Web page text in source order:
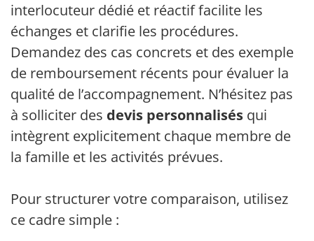
interlocuteur dédié et réactif facilite les
échanges et clarifie les procédures.
Demandez des cas concrets et des exemples
de remboursement récents pour évaluer la
qualité de l’accompagnement. N’hésitez pas
à solliciter des devis personnalisés qui
intègrent explicitement chaque membre de
la famille et les activités prévues.
Pour structurer votre comparaison, utilisez
ce cadre simple :